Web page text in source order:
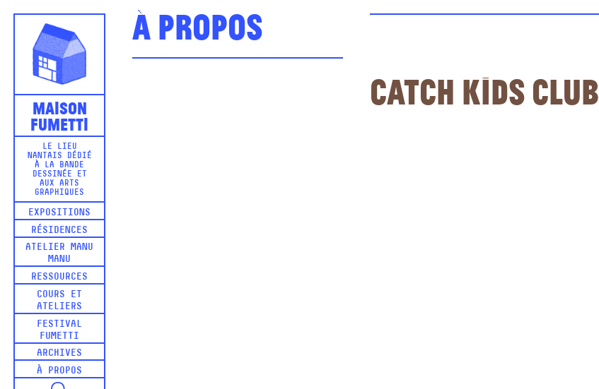
Maison
Fumetti
LE LIEU
NANTAIS DÉDIÉ
À LA BANDE
DESSINÉE ET
AUX ARTS
GRAPHIQUES
EXPOSITIONS
RÉSIDENCES
ATELIER MANU
MANU
RESSOURCES
COURS ET
ATELIERS
FESTIVAL
FUMETTI
ARCHIVES
À PROPOS
À propos
Catch Kids Club